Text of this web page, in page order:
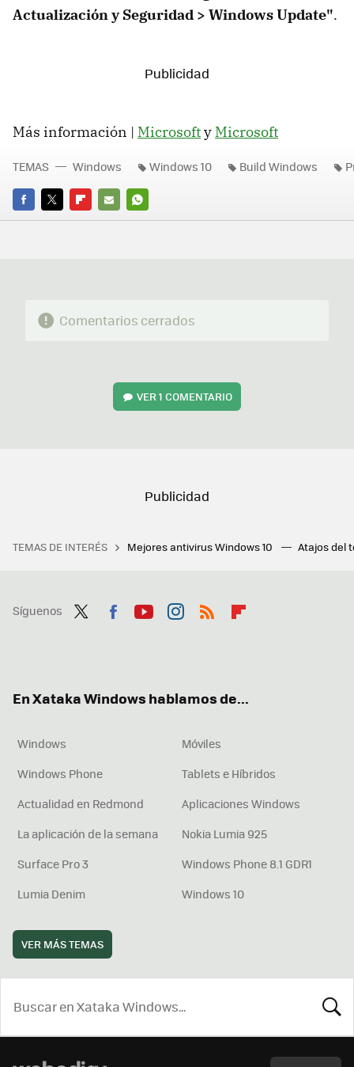
Actualización y Seguridad > Windows Update".
Más información | Microsofty Microsoft
FACEBOOK
TWITTERFLIPBOARD
E-
WHATSAPP
TEMAS Windows Windows 10 Build Windows
Comentarios cerrados
VER1 COMENTARIO
TEMAS DE INTERÉS Mejores antivirus Windows 10 Atajos del
Síguenos
En Xataka Windows hablamos de...
Windows
Móviles
Windows Phone
Tablets e Híbridos
Actualidad en Redmond
Aplicaciones Windows
La aplicación de la semana
Nokia Lumia 925
Surface Pro 3
Windows Phone 8.1 GDR1
Lumia Denim
Windows 10
VER MÁS TEMAS